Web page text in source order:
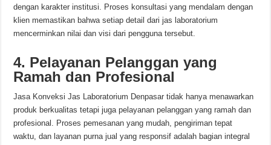
dengan karakter institusi. Proses konsultasi yang mendalam dengan
klien memastikan bahwa setiap detail dari jas laboratorium
mencerminkan nilai dan visi dari pengguna tersebut.
4. Pelayanan Pelanggan yang
Ramah dan Profesional
Jasa Konveksi Jas Laboratorium Denpasar tidak hanya menawarkan
produk berkualitas tetapi juga pelayanan pelanggan yang ramah dan
profesional. Proses pemesanan yang mudah, pengiriman tepat
waktu, dan layanan purna jual yang responsif adalah bagian integral